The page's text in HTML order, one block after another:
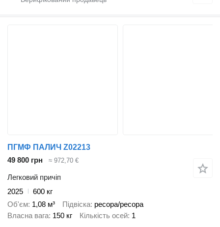
ПГМФ ПАЛИЧ Z02213
49 800 грн
≈ 972,70 €
Легковий причіп
2025
600 кг
Об'єм 1,08 м³ Підвіска ресора/ресора
Власна вага 150 кг Кількість осей 1